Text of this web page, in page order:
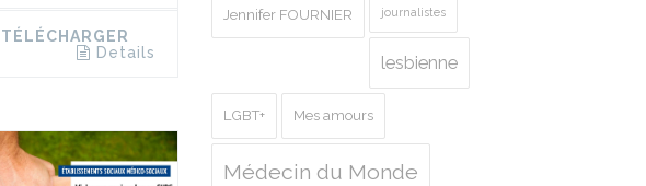
TÉLÉCHARGER
Details
Jennifer FOURNIER journalistes
lesbienne
LGBT+ Mes amours
Médecin du Monde